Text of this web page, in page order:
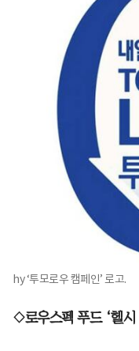
hy ‘투모로우 캠페인’ 로고.
◇로우스펙 푸드 ‘헬시